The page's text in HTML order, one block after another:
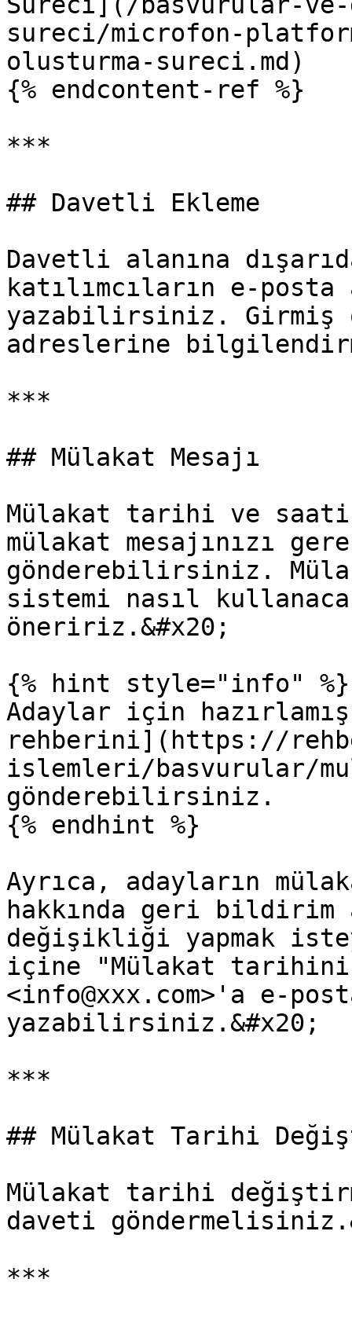
sureci/microfon-
olusturma-sureci.md)
{% endcontent-ref %}
***
## Davetli Ekleme
Davetli alanına
katılımcıların e-
yazabilirsiniz. Girmiş
adreslerine
***
## Mülakat Mesajı
Mülakat tarihi ve
mülakat mesajınızı
gönderebilirsiniz.
sistemi nasıl
öneririz.&#x20;
{% hint style="info" %}
Adaylar için
rehberini](https://
islemleri/basvurular/
gönderebilirsiniz.
{% endhint %}
Ayrıca, adayların
hakkında geri bildirim
değişikliği yapmak
içine "Mülakat
<info@xxx.com>'a e-
yazabilirsiniz.&#x20;
***
## Mülakat Tarihi
Mülakat tarihi
daveti
***